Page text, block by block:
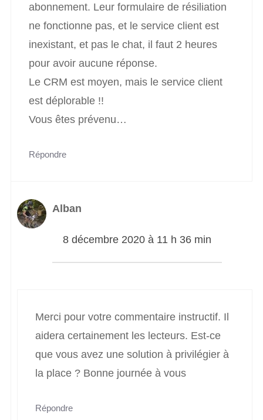
abonnement. Leur formulaire de résiliation
ne fonctionne pas, et le service client est
inexistant, et pas le chat, il faut 2 heures
pour avoir aucune réponse.
Le CRM est moyen, mais le service client
est déplorable !!
Vous êtes prévenu…
Répondre
Alban
8 décembre 2020 à 11 h 36 min
Merci pour votre commentaire instructif. Il
aidera certainement les lecteurs. Est-ce
que vous avez une solution à privilégier à
la place ? Bonne journée à vous
Répondre